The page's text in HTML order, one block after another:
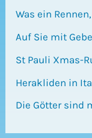
Was ein
Auf Sie mit
St Pauli Xmas-
Herakliden in
Die Götter sind